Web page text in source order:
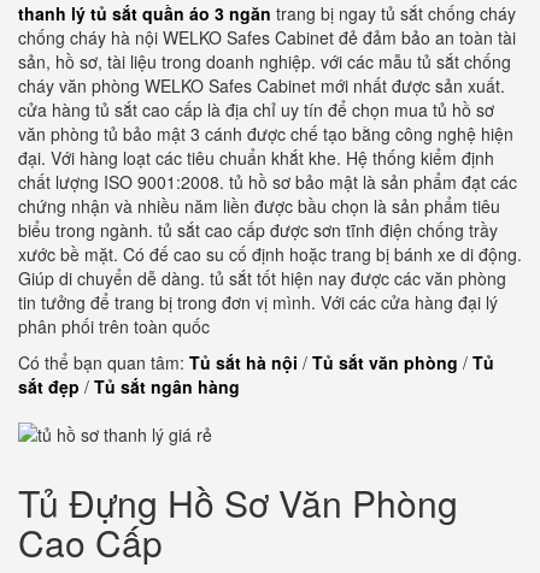
thanh lý tủ sắt quần áo 3 ngăn trang bị ngay tủ sắt chống cháy
chống cháy hà nội WELKO Safes Cabinet đẻ đảm bảo an toàn tài
sản, hồ sơ, tài liệu trong doanh nghiệp. với các mẫu tủ sắt chống
cháy văn phòng WELKO Safes Cabinet mới nhất được sản xuất.
cửa hàng tủ sắt cao cấp là địa chỉ uy tín để chọn mua tủ hồ sơ
văn phòng tủ bảo mật 3 cánh được chế tạo bằng công nghệ hiện
đại. Với hàng loạt các tiêu chuẩn khắt khe. Hệ thống kiểm định
chất lượng ISO 9001:2008. tủ hồ sơ bảo mật là sản phẩm đạt các
chứng nhận và nhiều năm liền được bầu chọn là sản phẩm tiêu
biểu trong ngành. tủ sắt cao cấp được sơn tĩnh điện chống trầy
xước bề mặt. Có đế cao su cố định hoặc trang bị bánh xe di động.
Giúp di chuyển dễ dàng. tủ sắt tốt hiện nay được các văn phòng
tin tưởng để trang bị trong đơn vị mình. Với các cửa hàng đại lý
phân phối trên toàn quốc
Có thể bạn quan tâm: Tủ sắt hà nội / Tủ sắt văn phòng / Tủ
sắt đẹp / Tủ sắt ngân hàng
Tủ Đựng Hồ Sơ Văn Phòng
Cao Cấp